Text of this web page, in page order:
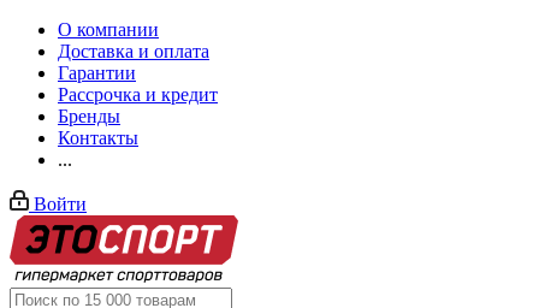
О компании
Доставка и оплата
Гарантии
Рассрочка и кредит
Бренды
Контакты
...
Войти